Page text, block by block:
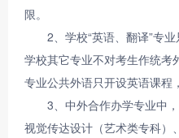
限。
2、学校“英语、翻译”专
学校其它专业不对考生作统考
专业公共外语只开设英语课程
3、中外合作办学专业中
视觉传达设计（艺术类专科）